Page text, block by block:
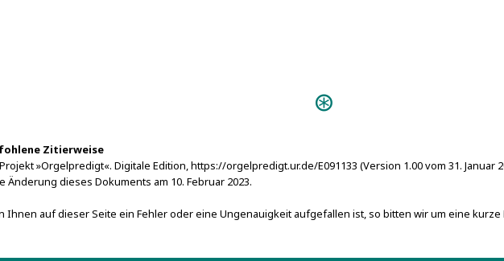
Einweihung der neuen Orgel
neuerbaueten Orgel (Halle
Zitierweise
»Orgelpredigt«. Digitale Edition, https://orgelpredigt.ur.de/E091133 (Version 1.00 vom 31. Januar
Änderung dieses Dokuments am 10. Februar 2023.
Ihnen auf dieser Seite ein Fehler oder eine Ungenauigkeit aufgefallen ist, so bitten wir um eine kurze